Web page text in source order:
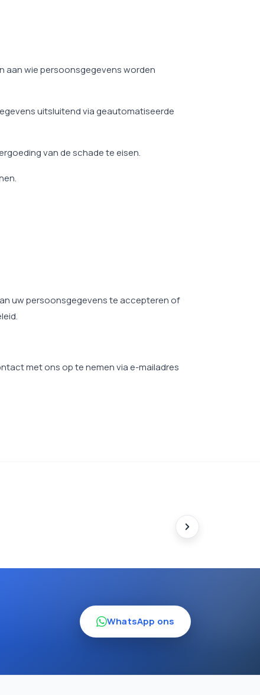
aan wie persoonsgegevens worden
uitsluitend via geautomatiseerde
van de schade te eisen.
uw persoonsgegevens te accepteren of
met ons op te nemen via e-mailadres
WhatsApp ons